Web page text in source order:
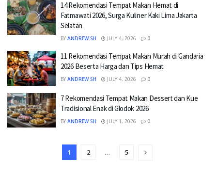
14 Rekomendasi Tempat Makan Hemat di
Fatmawati 2026, Surga Kuliner Kaki Lima Jakarta
Selatan
BY ANDREW SH JULY 4, 2026 0
11 Rekomendasi Tempat Makan Murah di Gandaria
2026 Beserta Harga dan Tips Hemat
BY ANDREW SH JULY 4, 2026 0
7 Rekomendasi Tempat Makan Dessert dan Kue
Tradisional Enak di Glodok 2026
BY ANDREW SH JULY 1, 2026 0
1 2 … 5